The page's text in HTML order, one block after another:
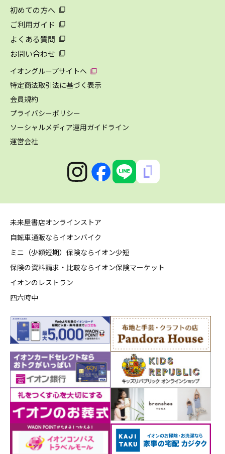
初めての方へ
ご利用ガイド
よくある質問
お問い合わせ
イオングループサイトへ
特定商法取引法に基づく表示
会員規約
プライバシーポリシー
ソーシャルメディア運用ガイドライン
運営会社
未来屋書店オンラインストア
自転車通販ならイオンバイク
ミニ（少額短期）保険ならイオン少短
保険の資料請求・比較ならイオン保険マーケット
イオンのレストラン
四六時中